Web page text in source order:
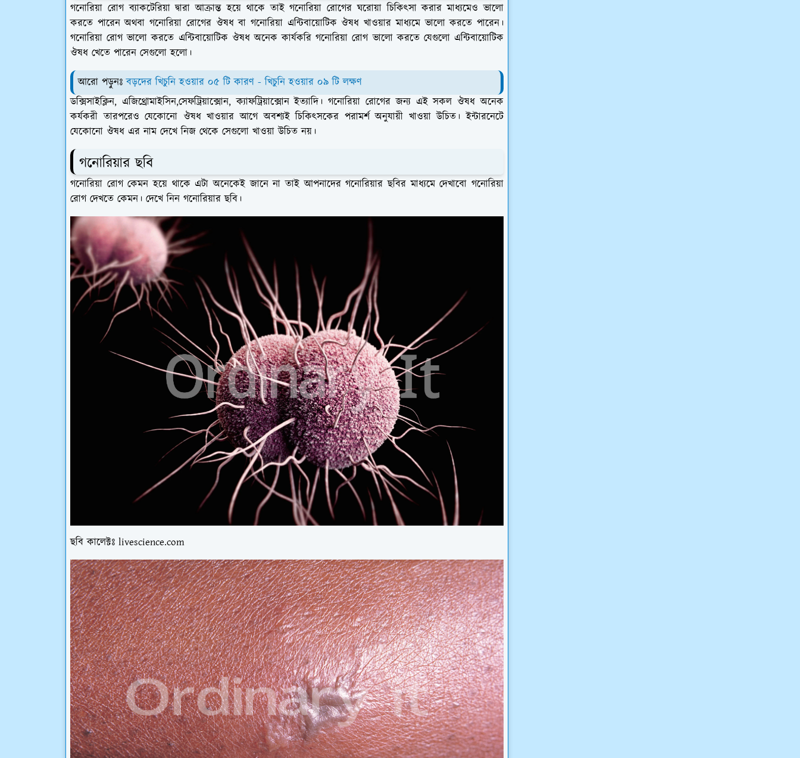
গনোরিয়া রোগ ব্যাকটেরিয়া দ্বারা আক্রান্ত হয়ে থাকে তাই গনোরিয়া রোগের ঘরোয়া চিকিৎসা করার মাধ্যমেও ভালো
করতে পারেন অথবা গনোরিয়া রোগের ঔষধ বা গনোরিয়া এন্টিবায়োটিক ঔষধ খাওয়ার মাধ্যমে ভালো করতে পারেন।
গনোরিয়া রোগ ভালো করতে এন্টিবায়োটিক ঔষধ অনেক কার্যকরি গনোরিয়া রোগ ভালো করতে যেগুলো এন্টিবায়োটিক
ঔষধ খেতে পারেন সেগুলো হলো।
আরো পড়ুনঃবড়দের খিচুনি হওয়ার ০৫ টি কারণ - খিচুনি হওয়ার ০৯ টি লক্ষণ
ডক্সিসাইক্লিন, এজিথ্রোমাইসিন,সেফট্রিয়াক্সোন, ক্যাফট্রিয়াক্সোন ইত্যাদি। গনোরিয়া রোগের জন্য এই সকল ঔষধ অনেক
কর্যকরী তারপরেও যেকোনো ঔষধ খাওয়ার আগে অবশ্যই চিকিৎসকের পরামর্শ অনুযায়ী খাওয়া উচিত। ইন্টারনেটে
যেকোনো ঔষধ এর নাম দেখে নিজ থেকে সেগুলো খাওয়া উচিত নয়।
গনোরিয়ার ছবি
গনোরিয়া রোগ কেমন হয়ে থাকে এটা অনেকেই জানে না তাই আপনাদের গনোরিয়ার ছবির মাধ্যমে দেখাবো গনোরিয়া
রোগ দেখতে কেমন। দেখে নিন গনোরিয়ার ছবি।
ছবি কালেক্টঃ livescience.com